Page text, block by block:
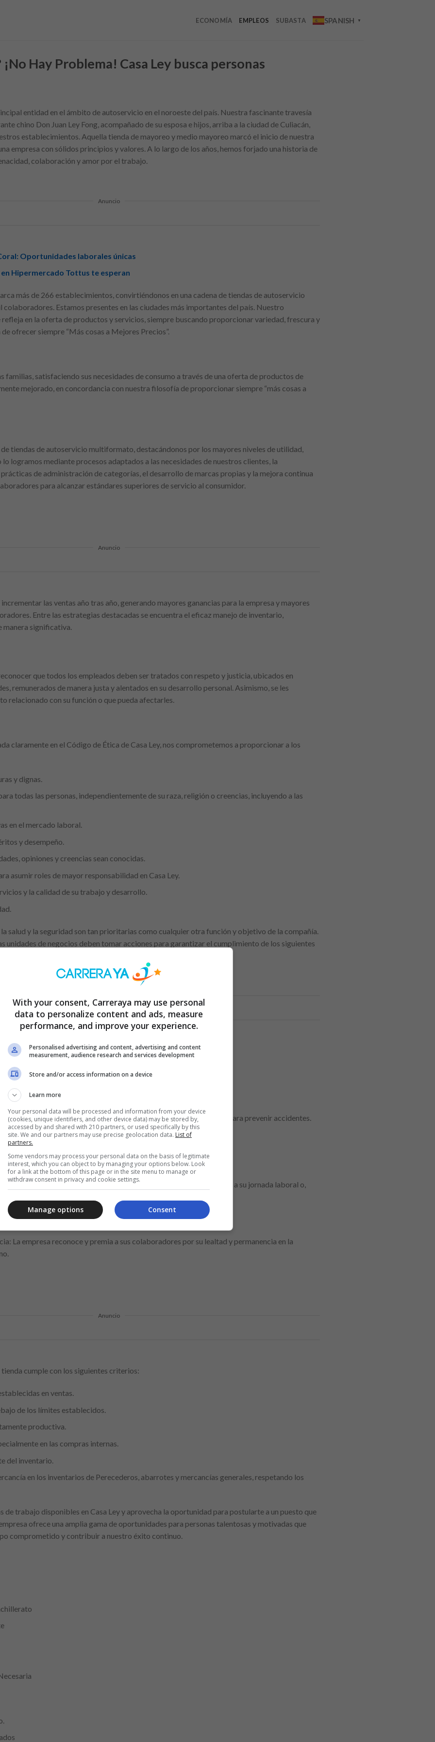
ECONOMÍA EMPLEOS SUBASTA SPANISH ▼
Hay Problema! Casa Ley busca personas
entidad en el ámbito de autoservicio en el noroeste del país. Nuestra fascinante travesía
chino Don Juan Ley Fong, acompañado de su esposa e hijos, arriba a la ciudad de Culiacán,
establecimientos. Aquella tienda de mayoreo y medio mayoreo marcó el inicio de nuestra
empresa con sólidos principios y valores. A lo largo de los años, hemos forjado una historia de
colaboración y amor por el trabajo.
Anuncio
Oportunidades laborales únicas
Hipermercado Tottus te esperan
más de 266 establecimientos, convirtiéndonos en una cadena de tiendas de autoservicio
Estamos presentes en las ciudades más importantes del país. Nuestro
en la oferta de productos y servicios, siempre buscando proporcionar variedad, frescura y
ofrecer siempre “Más cosas a Mejores Precios”.
familias, satisfaciendo sus necesidades de consumo a través de una oferta de productos de
mejorado, en concordancia con nuestra filosofía de proporcionar siempre “más cosas a
tiendas de autoservicio multiformato, destacándonos por los mayores niveles de utilidad,
logramos mediante procesos adaptados a las necesidades de nuestros clientes, la
de administración de categorías, el desarrollo de marcas propias y la mejora continua
para alcanzar estándares superiores de servicio al consumidor.
Anuncio
las ventas año tras año, generando mayores ganancias para la empresa y mayores
Entre las estrategias destacadas se encuentra el eficaz manejo de inventario,
manera significativa.
que todos los empleados deben ser tratados con respeto y justicia, ubicados en
remunerados de manera justa y alentados en su desarrollo personal. Asimismo, se les
relacionado con su función o que pueda afectarles.
claramente en el Código de Ética de Casa Ley, nos comprometemos a proporcionar a los
y dignas.
todas las personas, independientemente de su raza, religión o creencias, incluyendo a las
en el mercado laboral.
y desempeño.
opiniones y creencias sean conocidas.
asumir roles de mayor responsabilidad en Casa Ley.
y la calidad de su trabajo y desarrollo.
la salud y la seguridad son tan prioritarias como cualquier otra función y objetivo de la compañía.
unidades de negocios deben tomar acciones para garantizar el cumplimiento de los siguientes
trabajo seguro y saludable.
de trabajo adecuado.
seguridad entre el personal.
equipos de protección personal para cada puesto de trabajo.
equipos y herramientas de trabajo estén en óptimas condiciones para prevenir accidentes.
Empleados
un día extra de pago al mes a los empleados que lleguen a tiempo a su jornada laboral o,
todo el mes.
La empresa reconoce y premia a sus colaboradores por su lealtad y permanencia en la
Anuncio
cumple con los siguientes criterios:
en ventas.
de los límites establecidos.
productiva.
en las compras internas.
del inventario.
en los inventarios de Perecederos, abarrotes y mercancías generales, respetando los
de trabajo disponibles en Casa Ley y aprovecha la oportunidad para postularte a un puesto que
ofrece una amplia gama de oportunidades para personas talentosas y motivadas que
comprometido y contribuir a nuestro éxito continuo.
With your consent, Carreraya may use personal
data to personalize content and ads, measure
performance, and improve your experience.
Personalised advertising and content, advertising and content
measurement, audience research and services development
Store and/or access information on a device
Learn more
Your personal data will be processed and information from your device
(cookies, unique identifiers, and other device data) may be stored by,
accessed by and shared with 210 partners, or used specifically by this
site. We and our partners may use precise geolocation data. List of
partners.
Some vendors may process your personal data on the basis of legitimate
interest, which you can object to by managing your options below. Look
for a link at the bottom of this page or in the site menu to manage or
withdraw consent in privacy and cookie settings.
Consent
Manage options